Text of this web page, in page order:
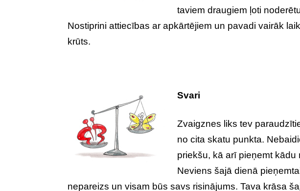
taviem draugiem ļoti
Nostiprini attiecības ar apkārtējiem un pavadi vairāk
krūts.
Svari
Zvaigznes liks tev
no cita skatu punkta.
priekšu, kā arī pieņemt kādu
Neviens šajā dienā
nepareizs un visam būs savs risinājums. Tava krāsa